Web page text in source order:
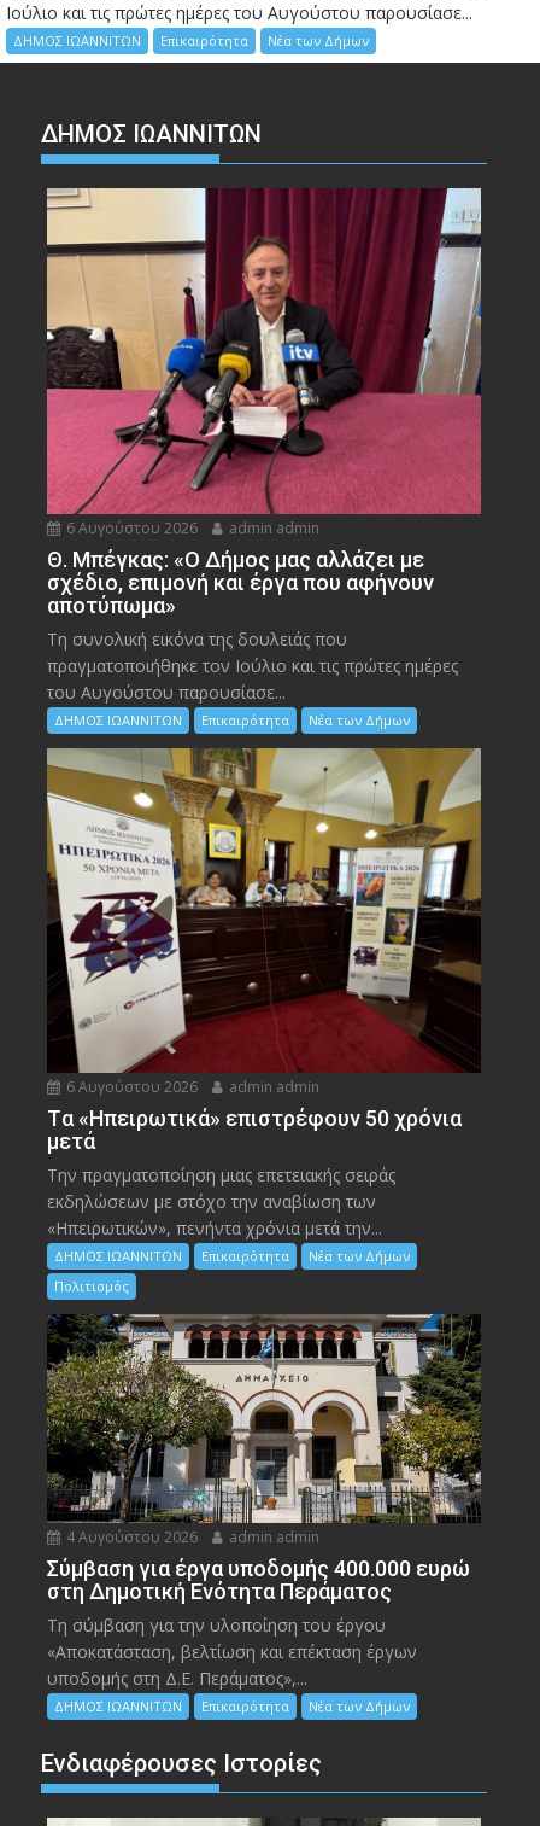
Ιούλιο και τις πρώτες ημέρες του Αυγούστου παρουσίασε...
ΔΗΜΟΣ ΙΩΑΝΝΙΤΩΝ Επικαιρότητα Νέα των Δήμων
ΔΗΜΟΣ ΙΩΑΝΝΙΤΩΝ
6 Αυγούστου 2026 admin admin
Θ. Μπέγκας: «Ο Δήμος μας αλλάζει με
σχέδιο, επιμονή και έργα που αφήνουν
αποτύπωμα»
Τη συνολική εικόνα της δουλειάς που
πραγματοποιήθηκε τον Ιούλιο και τις πρώτες ημέρες
του Αυγούστου παρουσίασε...
ΔΗΜΟΣ ΙΩΑΝΝΙΤΩΝ Επικαιρότητα Νέα των Δήμων
6 Αυγούστου 2026 admin admin
Tα «Ηπειρωτικά» επιστρέφουν 50 χρόνια
μετά
Την πραγματοποίηση μιας επετειακής σειράς
εκδηλώσεων με στόχο την αναβίωση των
«Ηπειρωτικών», πενήντα χρόνια μετά την...
ΔΗΜΟΣ ΙΩΑΝΝΙΤΩΝ Επικαιρότητα
Νέα των Δήμων
Πολιτισμός
4 Αυγούστου 2026 admin admin
Σύμβαση για έργα υποδομής 400.000 ευρώ
στη Δημοτική Ενότητα Περάματος
Τη σύμβαση για την υλοποίηση του έργου
«Αποκατάσταση, βελτίωση και επέκταση έργων
υποδομής στη Δ.Ε. Περάματος»,...
ΔΗΜΟΣ ΙΩΑΝΝΙΤΩΝ Επικαιρότητα Νέα των Δήμων
Ενδιαφέρουσες Ιστορίες